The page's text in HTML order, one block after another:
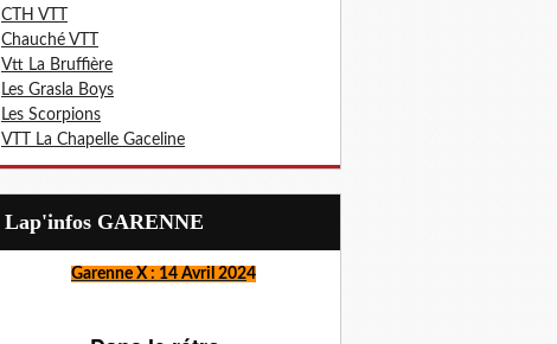
CTH VTT
Chauché VTT
Vtt La Bruffière
Les Grasla Boys
Les Scorpions
VTT La Chapelle Gaceline
Lap'infos GARENNE
Garenne X : 14 Avril 2024